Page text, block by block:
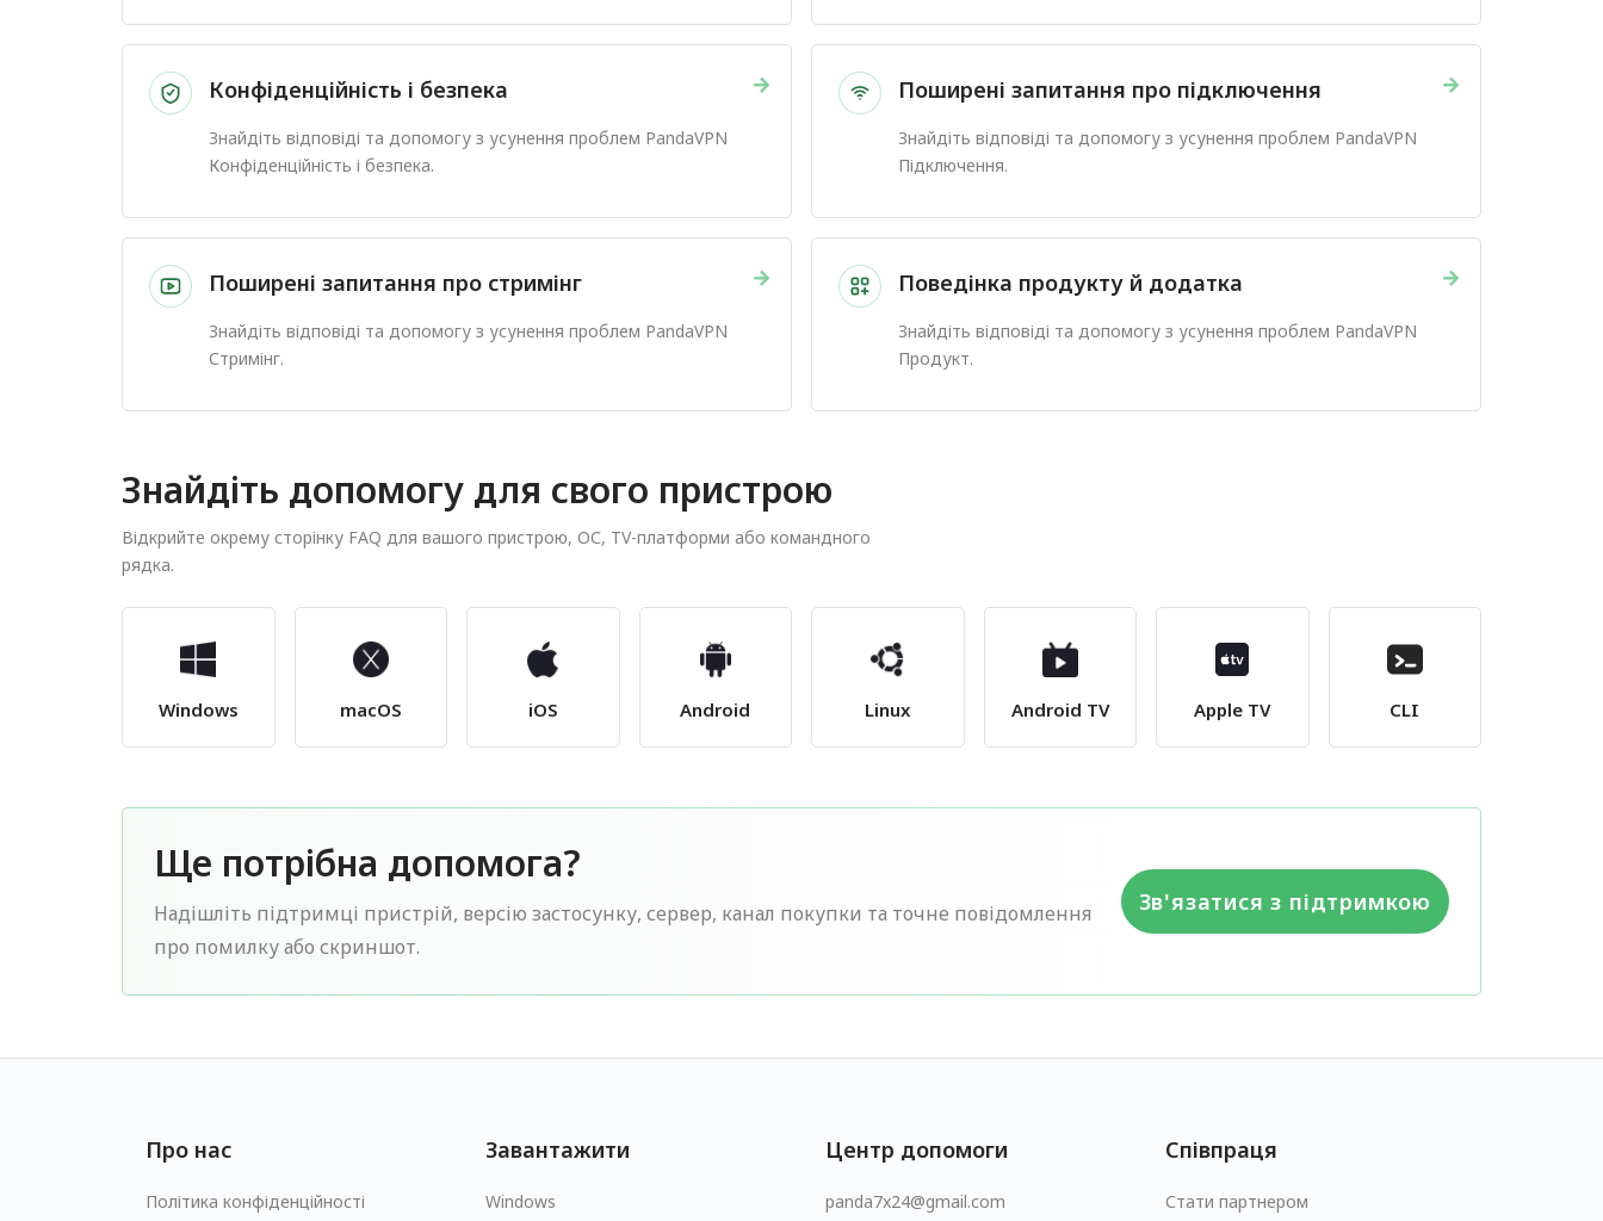
→
Конфіденційність і безпека
Знайдіть відповіді та допомогу з усунення проблем PandaVPN
Конфіденційність і безпека.
→
Поширені запитання про підключення
Знайдіть відповіді та допомогу з усунення проблем PandaVPN
Підключення.
→
Поширені запитання про стримінг
Знайдіть відповіді та допомогу з усунення проблем PandaVPN
Стримінг.
→
Поведінка продукту й додатка
Знайдіть відповіді та допомогу з усунення проблем PandaVPN
Продукт.
Знайдіть допомогу для свого пристрою
Відкрийте окрему сторінку FAQ для вашого пристрою, ОС, TV-платформи або командного
рядка.
Windows macOS iOS Android Linux Android TV Apple TV CLI
Ще потрібна допомога?
Надішліть підтримці пристрій, версію застосунку, сервер, канал покупки та точне повідомлення
про помилку або скриншот.
Зв'язатися з підтримкою
Про нас
Політика конфіденційності
Завантажити
Windows
Центр допомоги
panda7x24@gmail.com
Співпраця
Стати партнером